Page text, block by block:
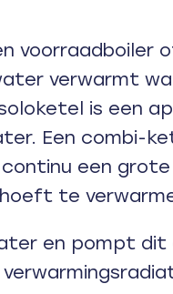
voorraadboiler
verwarmt
is een
Een combi-
een grote
te
en pompt dit